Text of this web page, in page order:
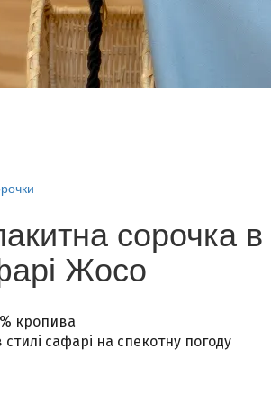
сорочка в
Жосо
кропива
сафарі на спекотну погоду